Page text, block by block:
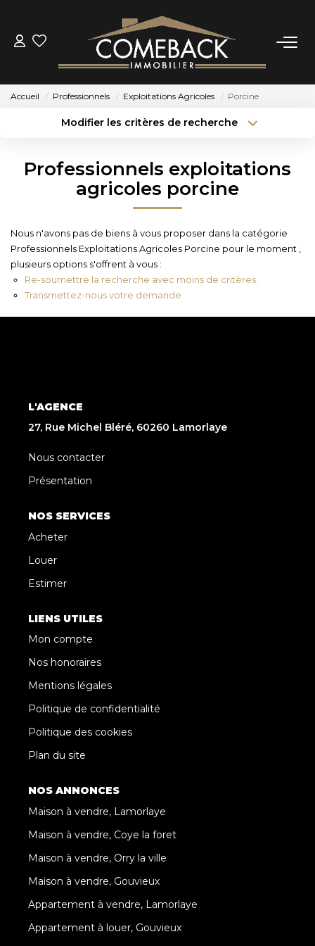
ACHETER
NOTRE AGENCE
BIENS VENDUS
CONTACT
Accueil Professionnels Exploitations Agricoles Porcine
Modifier les critères de recherche
Type de bien
Surface min
Créer une alerte
Professionnels exploitations
agricoles porcine
Nous n'avons pas de biens à vous proposer dans la catégorie
Professionnels Exploitations Agricoles Porcine pour le moment ,
plusieurs options s'offrent à vous :
Re-soumettre la recherche avec moins de critères.
Transmettez-nous votre demande
L'AGENCE
27, Rue Michel Bléré, 60260 Lamorlaye
Nous contacter
Présentation
NOS SERVICES
Acheter
Louer
Estimer
LIENS UTILES
Mon compte
Nos honoraires
Mentions légales
Politique de confidentialité
Politique des cookies
Plan du site
NOS ANNONCES
Maison à vendre, Lamorlaye
Maison à vendre, Coye la foret
Maison à vendre, Orry la ville
Maison à vendre, Gouvieux
Appartement à vendre, Lamorlaye
Appartement à louer, Gouvieux